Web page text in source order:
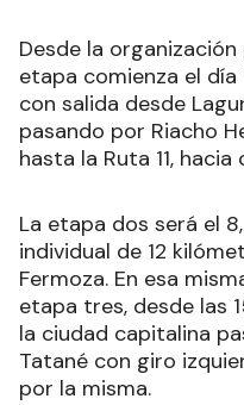
Desde la
etapa comienza el día
con salida desde
pasando por Riacho
hasta la Ruta 11,
La etapa dos será el
individual de 12
Fermoza. En esa
etapa tres, desde las
la ciudad capitalina
Tatané con giro
por la misma.